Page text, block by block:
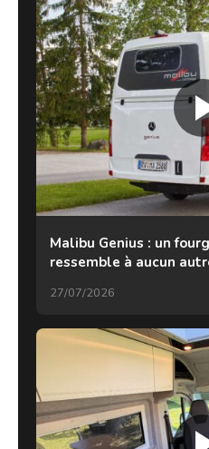
Malibu Genius : un
ressemble à aucun
27/07/2026